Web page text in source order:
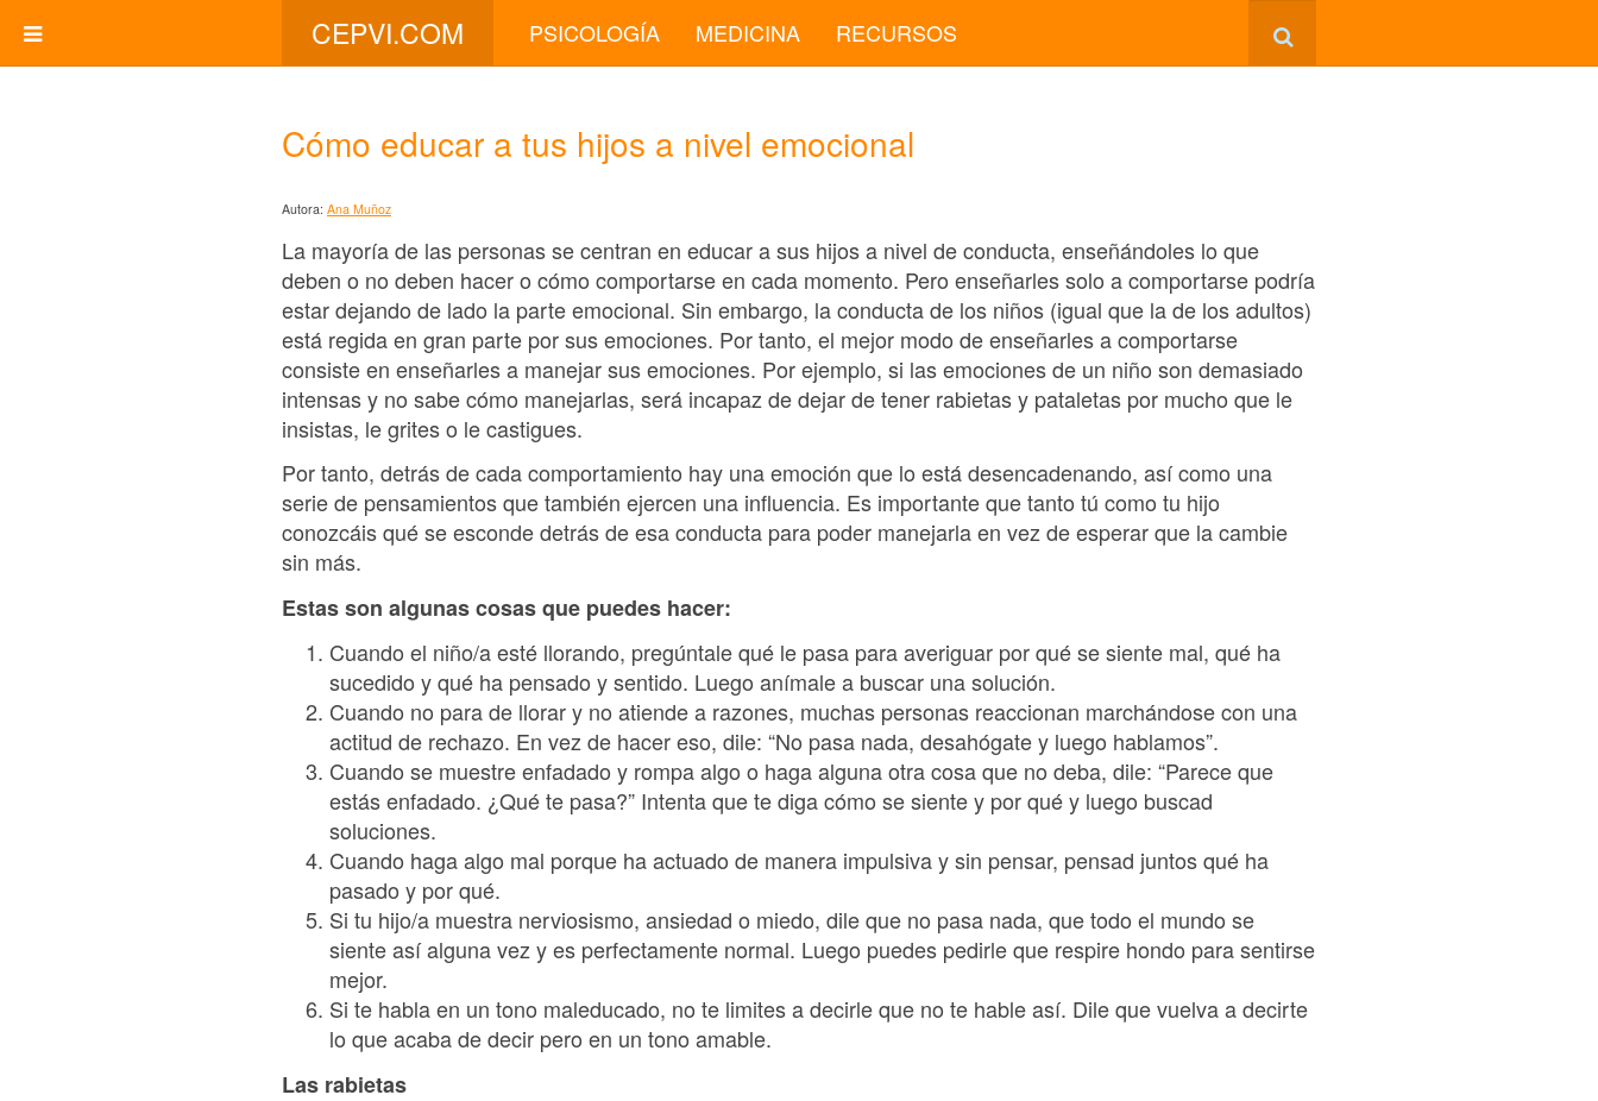
CEPVI.COM PSICOLOGÍA MEDICINA RECURSOS
Cómo educar a tus hijos a nivel emocional
Autora: Ana Muñoz
La mayoría de las personas se centran en educar a sus hijos a nivel de conducta, enseñándoles lo que
deben o no deben hacer o cómo comportarse en cada momento. Pero enseñarles solo a comportarse podría
estar dejando de lado la parte emocional. Sin embargo, la conducta de los niños (igual que la de los adultos)
está regida en gran parte por sus emociones. Por tanto, el mejor modo de enseñarles a comportarse
consiste en enseñarles a manejar sus emociones. Por ejemplo, si las emociones de un niño son demasiado
intensas y no sabe cómo manejarlas, será incapaz de dejar de tener rabietas y pataletas por mucho que le
insistas, le grites o le castigues.
Por tanto, detrás de cada comportamiento hay una emoción que lo está desencadenando, así como una
serie de pensamientos que también ejercen una influencia. Es importante que tanto tú como tu hijo
conozcáis qué se esconde detrás de esa conducta para poder manejarla en vez de esperar que la cambie
sin más.
Estas son algunas cosas que puedes hacer:
Cuando el niño/a esté llorando, pregúntale qué le pasa para averiguar por qué se siente mal, qué ha
sucedido y qué ha pensado y sentido. Luego anímale a buscar una solución.
Cuando no para de llorar y no atiende a razones, muchas personas reaccionan marchándose con una
actitud de rechazo. En vez de hacer eso, dile: “No pasa nada, desahógate y luego hablamos”.
Cuando se muestre enfadado y rompa algo o haga alguna otra cosa que no deba, dile: “Parece que
estás enfadado. ¿Qué te pasa?” Intenta que te diga cómo se siente y por qué y luego buscad
soluciones.
Cuando haga algo mal porque ha actuado de manera impulsiva y sin pensar, pensad juntos qué ha
pasado y por qué.
Si tu hijo/a muestra nerviosismo, ansiedad o miedo, dile que no pasa nada, que todo el mundo se
siente así alguna vez y es perfectamente normal. Luego puedes pedirle que respire hondo para sentirse
mejor.
Si te habla en un tono maleducado, no te limites a decirle que no te hable así. Dile que vuelva a decirte
lo que acaba de decir pero en un tono amable.
Las rabietas